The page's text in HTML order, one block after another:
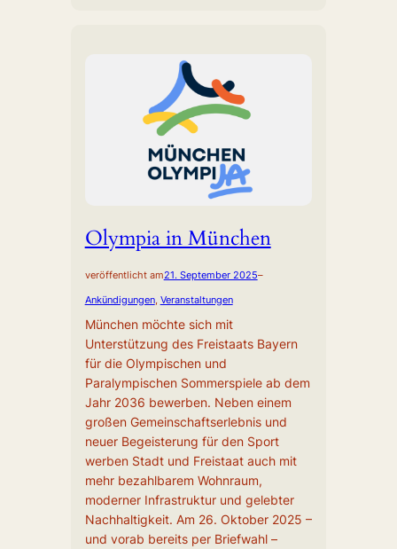
Olympia in München
veröffentlicht am21. September 2025–
Ankündigungen, Veranstaltungen
München möchte sich mit
Unterstützung des Freistaats Bayern
für die Olympischen und
Paralympischen Sommerspiele ab dem
Jahr 2036 bewerben. Neben einem
großen Gemeinschaftserlebnis und
neuer Begeisterung für den Sport
werben Stadt und Freistaat auch mit
mehr bezahlbarem Wohnraum,
moderner Infrastruktur und gelebter
Nachhaltigkeit. Am 26. Oktober 2025 –
und vorab bereits per Briefwahl –